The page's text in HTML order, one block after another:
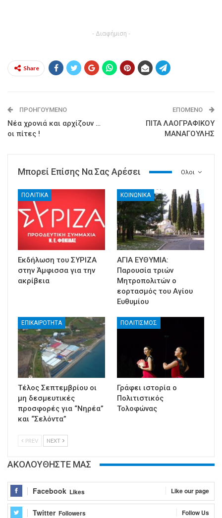
- Διαφήμιση -
Share
ΠΡΟΗΓΟΎΜΕΝΟ
Νέα χρονιά και αρχίζουν …
οι πίτες !
ΕΠΌΜΕΝΟ
ΠΙΤΑ ΛΑΟΓΡΑΦΙΚΟΥ
ΜΑΝΑΓΟΥΛΗΣ
Ολοι
Μπορεί Επίσης Να Σας Αρέσει
ΠΟΛΙΤΙΚΑ
Εκδήλωση του ΣΥΡΙΖΑ
στην Άμφισσα για την
ακρίβεια
ΚΟΙΝΩΝΙΚΑ
ΑΓΙΑ ΕΥΘΥΜΙΑ:
Παρουσία τριών
Μητροπολιτών ο
εορτασμός του Αγίου
Ευθυμίου
ΕΠΙΚΑΙΡΟΤΗΤΑ
Τέλος Σεπτεμβρίου οι
μη δεσμευτικές
προσφορές για “Νηρέα”
και “Σελόντα”
ΠΟΛΙΤΙΣΜΟΣ
Γράφει ιστορία ο
Πολιτιστικός
Τολοφώνας
PREV NEXT
ΑΚΟΛΟΥΘΗΣΤΕ ΜΑΣ
Facebook Likes Like our page
Twitter Followers Follow Us